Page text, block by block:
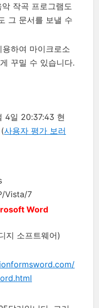
작곡 프로그램도
그 문서를 보낼 수
하여 마이크로소
꾸밀 수 있습니다.
4일 20:37:43 현
사용자 평가 보러
Vista/7
Word
지 소프트웨어)